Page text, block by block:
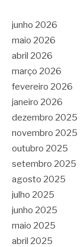
junho 2026
maio 2026
abril 2026
março 2026
fevereiro 2026
janeiro 2026
dezembro 2025
novembro 2025
outubro 2025
setembro 2025
agosto 2025
julho 2025
junho 2025
maio 2025
abril 2025